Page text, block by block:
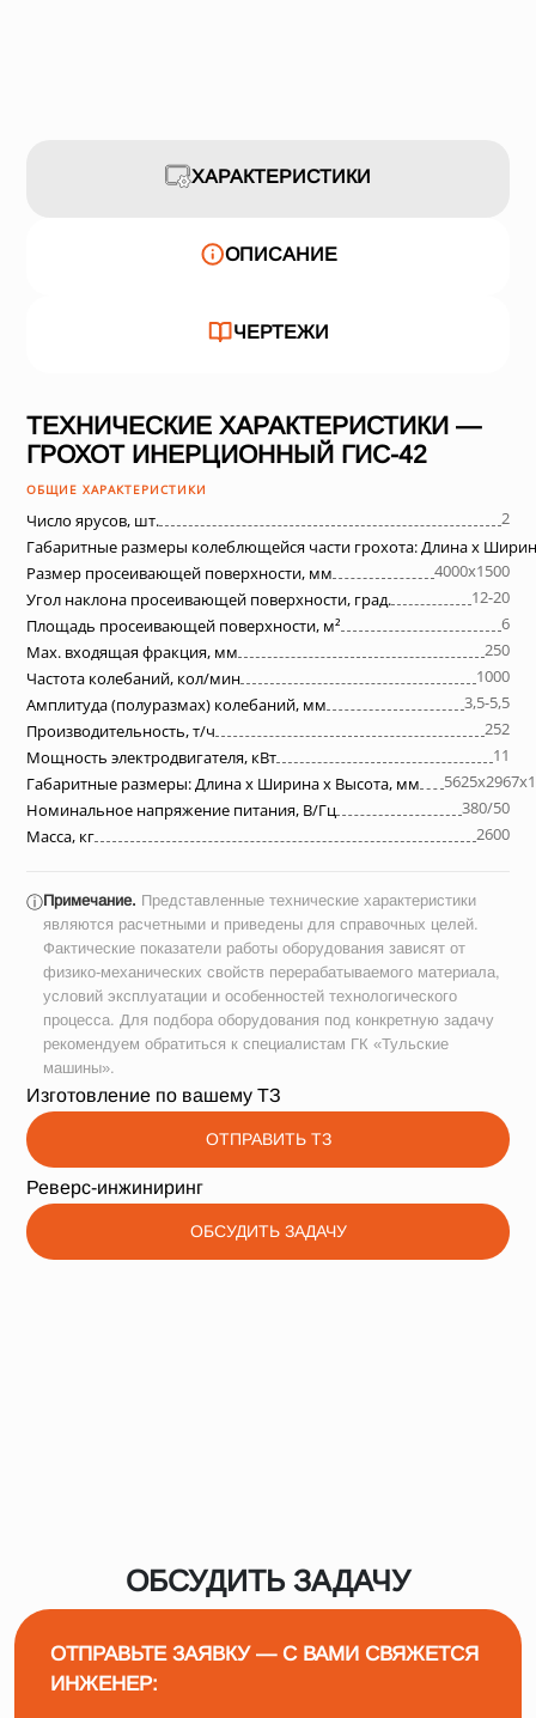
ХАРАКТЕРИСТИКИ
ОПИСАНИЕ
ЧЕРТЕЖИ
ТЕХНИЧЕСКИЕ ХАРАКТЕРИСТИКИ —
ГРОХОТ ИНЕРЦИОННЫЙ ГИС-42
ОБЩИЕ ХАРАКТЕРИСТИКИ
Число ярусов, шт.
2
Габаритные размеры колеблющейся части грохота: Длина х
Размер просеивающей поверхности, мм
4000х1500
Угол наклона просеивающей поверхности, град.
12-20
Площадь просеивающей поверхности, м²
6
Max. входящая фракция, мм
250
Частота колебаний, кол/мин
1000
Амплитуда (полуразмах) колебаний, мм
3,5-5,5
Производительность, т/ч
252
Мощность электродвигателя, кВт
11
Габаритные размеры: Длина х Ширина х Высота, мм
Номинальное напряжение питания, В/Гц
380/50
Масса, кг
2600
ⓘПримечание. Представленные технические характеристики
являются расчетными и приведены для справочных целей.
Фактические показатели работы оборудования зависят от
физико-механических свойств перерабатываемого материала,
условий эксплуатации и особенностей технологического
процесса. Для подбора оборудования под конкретную задачу
рекомендуем обратиться к специалистам ГК «Тульские
машины».
Изготовление по вашему ТЗ
ОТПРАВИТЬ ТЗ
Реверс-инжиниринг
ОБСУДИТЬ ЗАДАЧУ
ОБСУДИТЬ ЗАДАЧУ
ОТПРАВЬТЕ ЗАЯВКУ — С ВАМИ СВЯЖЕТСЯ
ИНЖЕНЕР: